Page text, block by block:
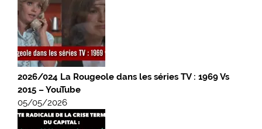
2026/024 La Rougeole dans les séries TV : 1969 Vs
2015 – YouTube
05/05/2026